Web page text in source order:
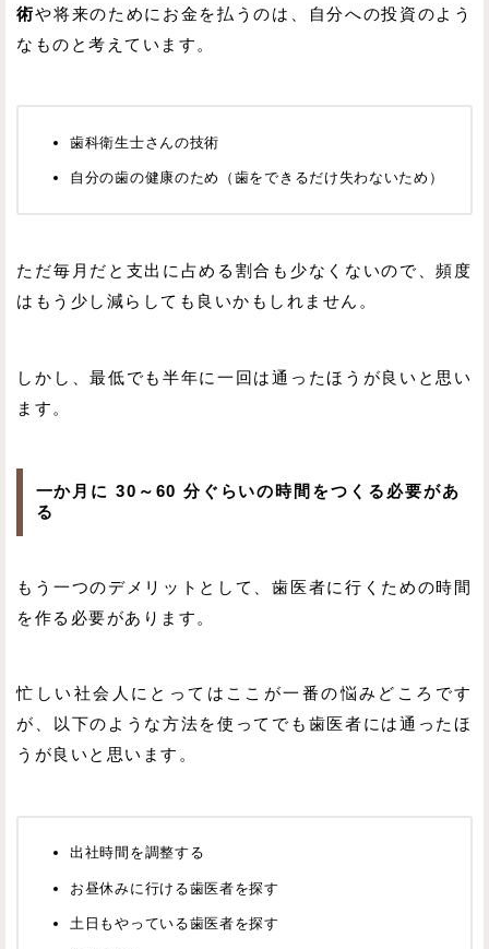
術や将来のためにお金を払うのは、自分への投資のよう
なものと考えています。
歯科衛生士さんの技術
自分の歯の健康のため（歯をできるだけ失わないため）
ただ毎月だと支出に占める割合も少なくないので、頻度
はもう少し減らしても良いかもしれません。
しかし、最低でも半年に一回は通ったほうが良いと思い
ます。
一か月に 30～60 分ぐらいの時間をつくる必要があ
る
もう一つのデメリットとして、歯医者に行くための時間
を作る必要があります。
忙しい社会人にとってはここが一番の悩みどころです
が、以下のような方法を使ってでも歯医者には通ったほ
うが良いと思います。
出社時間を調整する
お昼休みに行ける歯医者を探す
土日もやっている歯医者を探す